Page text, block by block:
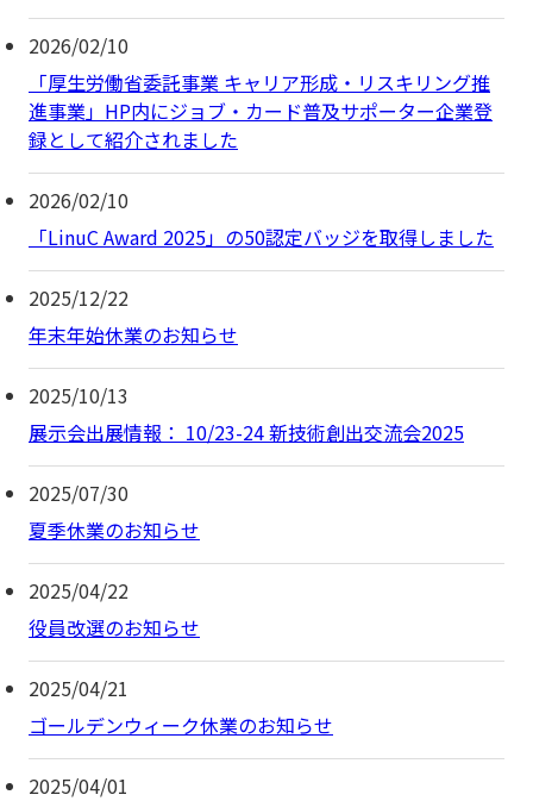
2026/02/10
「厚生労働省委託事業 キャリア形成・リスキリング推
進事業」HP内にジョブ・カード普及サポーター企業登
録として紹介されました
2026/02/10
「LinuC Award 2025」の50認定バッジを取得しました
2025/12/22
年末年始休業のお知らせ
2025/10/13
展示会出展情報： 10/23-24 新技術創出交流会2025
2025/07/30
夏季休業のお知らせ
2025/04/22
役員改選のお知らせ
2025/04/21
ゴールデンウィーク休業のお知らせ
2025/04/01